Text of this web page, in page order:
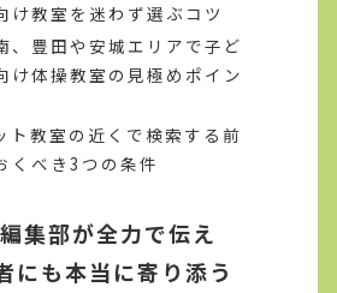
け教室を迷わず選ぶコツ
、豊田や安城エリアで子ど
け体操教室の見極めポイン
ト教室の近くで検索する前
くべき3つの条件
集部が全力で伝え
にも本当に寄り添う